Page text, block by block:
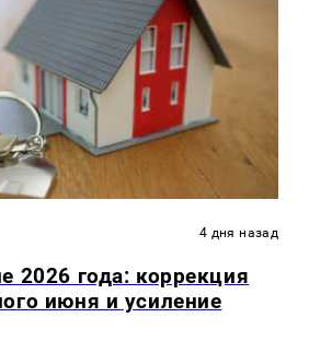
4 дня назад
2026 года: коррекция
июня и усиление